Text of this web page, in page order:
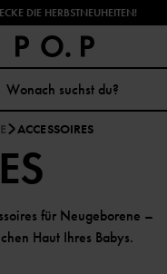
DIE HERBSTNEUHEITEN!
ACCESSOIRES
für Neugeborene –
Haut Ihres Babys.